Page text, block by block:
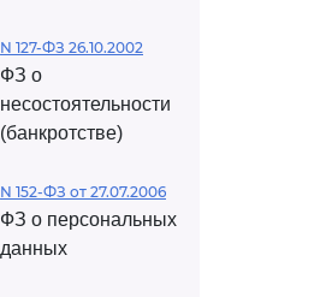
N 127-ФЗ 26.10.2002
ФЗ о
несостоятельности
(банкротстве)
N 152-ФЗ от 27.07.2006
ФЗ о персональных
данных